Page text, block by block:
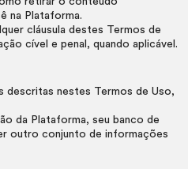
na Plataforma.
cláusula destes Termos de
cível e penal, quando aplicável.
descritas nestes Termos de Uso,
da Plataforma, seu banco de
outro conjunto de informações